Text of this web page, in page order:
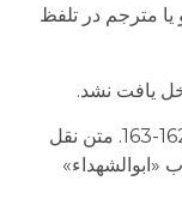
مترجم در تلفظ
[6] . مطهری، حماسه حسینی، جلد 3، ص 162-163. متن نقل
عربی کتاب «ابوالشهداء»